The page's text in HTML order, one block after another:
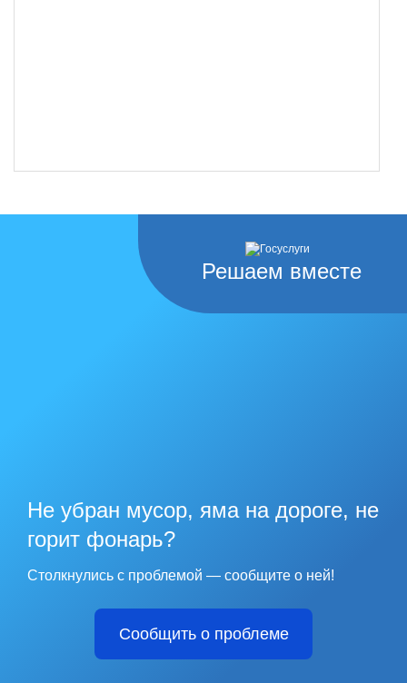
Решаем вместе
Не убран мусор, яма на дороге, не
горит фонарь?
Столкнулись с проблемой — сообщите о ней!
Сообщить о проблеме